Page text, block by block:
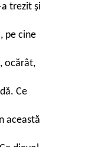
trezit și
pe cine
ocărât,
Ce
această